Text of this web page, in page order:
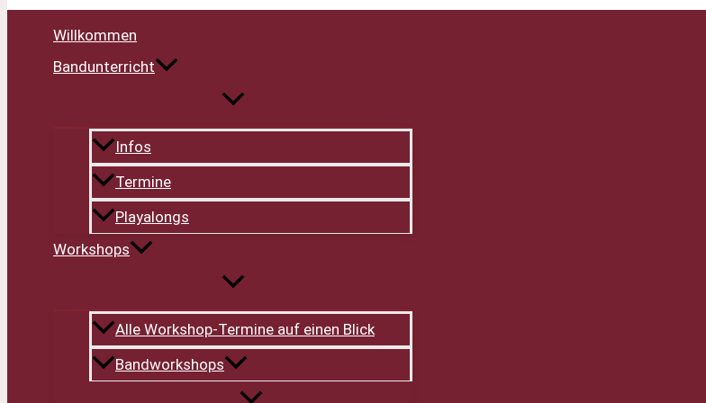
Willkommen
Bandunterricht
Infos
Termine
Playalongs
Workshops
Alle Workshop-Termine auf einen Blick
Bandworkshops